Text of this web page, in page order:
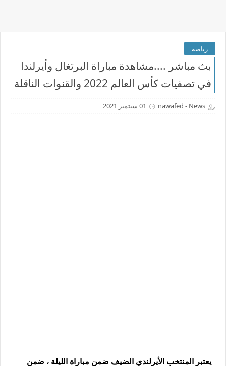
رياضة
بث مباشر ....مشاهدة مباراة البرتغال وأيرلندا
في تصفيات كأس العالم 2022 والقنوات الناقلة
nawafed - News 01 سبتمبر 2021
يعتبر المنتخب الأيرلندي الضيف ضمن مباراة الليلة ، ضمن